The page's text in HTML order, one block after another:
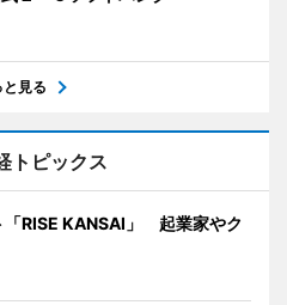
と見る
トピックス
「RISE KANSAI」 起業家やク